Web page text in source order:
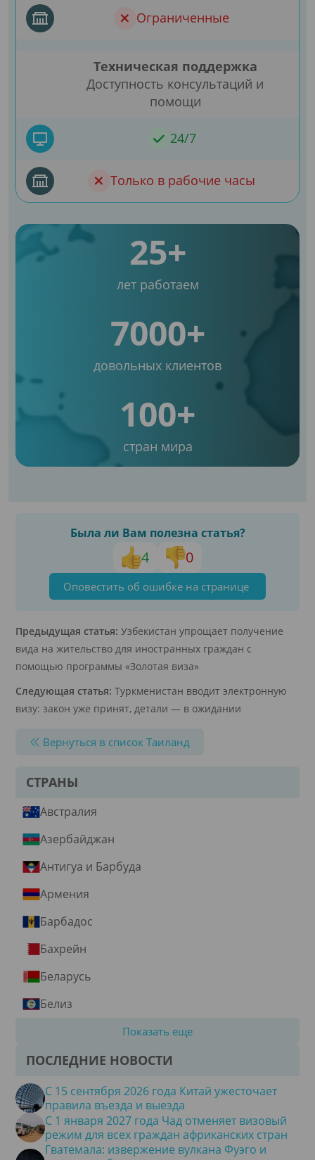
Ограниченные
Техническая поддержка
Доступность консультаций и
помощи
24/7
Только в рабочие часы
25+
лет работаем
7000+
довольных клиентов
100+
стран мира
Была ли Вам полезна статья?
4 0
Оповестить об ошибке на странице
Предыдущая статья: Узбекистан упрощает получение
вида на жительство для иностранных граждан с
помощью программы «Золотая виза»
Следующая статья: Туркменистан вводит электронную
визу: закон уже принят, детали — в ожидании
Вернуться в список Таиланд
СТРАНЫ
Австралия
Азербайджан
Антигуа и Барбуда
Армения
Барбадос
Бахрейн
Беларусь
Белиз
Показать еще
ПОСЛЕДНИЕ НОВОСТИ
С 15 сентября 2026 года Китай ужесточает
правила въезда и выезда
С 1 января 2027 года Чад отменяет визовый
режим для всех граждан африканских стран
Гватемала: извержение вулкана Фуэго и